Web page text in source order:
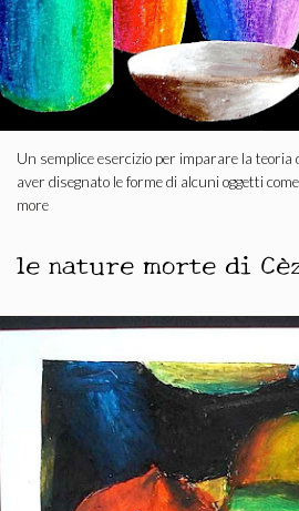
Un semplice esercizio per imparare la teoria
aver disegnato le forme di alcuni oggetti
more
le nature morte di